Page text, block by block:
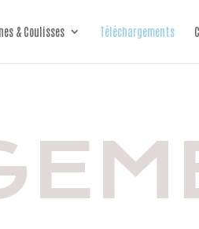
& Coulisses Téléchargements